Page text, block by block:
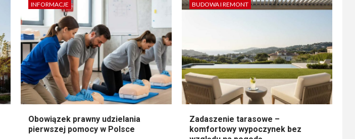
INFORMACJE
Obowiązek prawny udzielania
pierwszej pomocy w Polsce
BUDOWA I REMONT
Zadaszenie tarasowe –
komfortowy wypoczynek bez